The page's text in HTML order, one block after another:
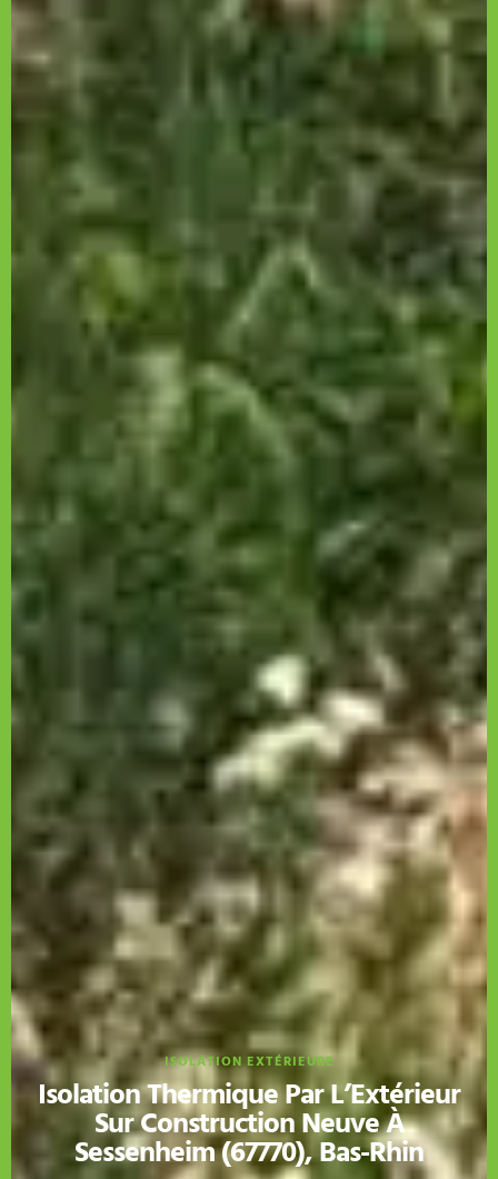
ISOLATION EXTÉRIEURE
Isolation Thermique Par L’Extérieur
Sur Construction Neuve À
Sessenheim (67770), Bas-Rhin